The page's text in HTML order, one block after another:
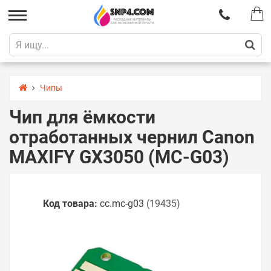
Чипы
Чип для ёмкости
отработанных чернил Canon
MAXIFY GX3050 (MC-G03)
Код товара: cc.mc-g03 (19435)